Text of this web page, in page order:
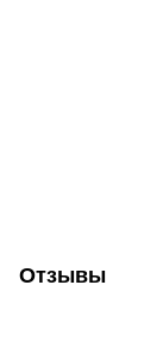
Отзывы